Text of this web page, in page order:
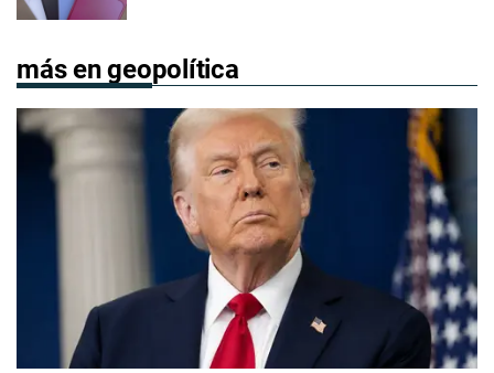
más en geopolítica